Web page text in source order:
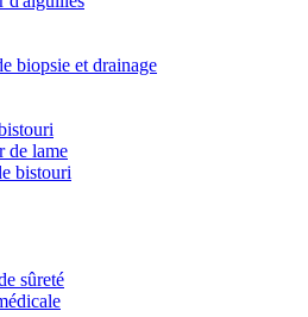
biopsie et drainage
de lame
bistouri
sûreté